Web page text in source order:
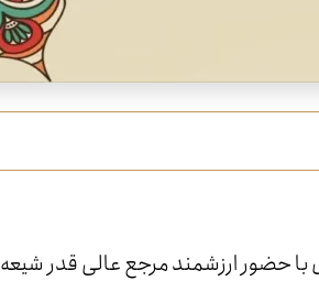
حضور ارزشمند مرجع عالی قدر شیعه